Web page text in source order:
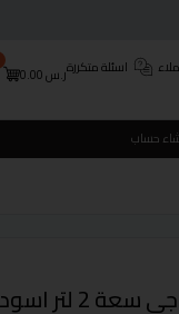
اسئلة متكررةر.س0.00
حساب
801109012